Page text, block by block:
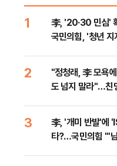
1
李, '20·30 민심'
국민의힘, '청년 지
2
"정청래, 李 모욕
도 넘지 말라"…친
3
李, '개미 반발'에
타?…국민의힘 "'